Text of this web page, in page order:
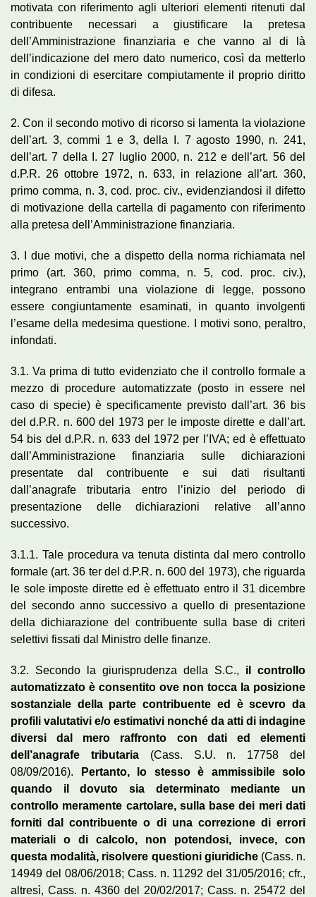
motivata con riferimento agli ulteriori elementi ritenuti dal
contribuente necessari a giustificare la pretesa
dell’Amministrazione finanziaria e che vanno al di là
dell’indicazione del mero dato numerico, così da metterlo
in condizioni di esercitare compiutamente il proprio diritto
di difesa.
2. Con il secondo motivo di ricorso si lamenta la violazione
dell’art. 3, commi 1 e 3, della I. 7 agosto 1990, n. 241,
dell’art. 7 della I. 27 luglio 2000, n. 212 e dell’art. 56 del
d.P.R. 26 ottobre 1972, n. 633, in relazione all’art. 360,
primo comma, n. 3, cod. proc. civ., evidenziandosi il difetto
di motivazione della cartella di pagamento con riferimento
alla pretesa dell’Amministrazione finanziaria.
3. I due motivi, che a dispetto della norma richiamata nel
primo (art. 360, primo comma, n. 5, cod. proc. civ.),
integrano entrambi una violazione di legge, possono
essere congiuntamente esaminati, in quanto involgenti
l’esame della medesima questione. I motivi sono, peraltro,
infondati.
3.1. Va prima di tutto evidenziato che il controllo formale a
mezzo di procedure automatizzate (posto in essere nel
caso di specie) è specificamente previsto dall’art. 36 bis
del d.P.R. n. 600 del 1973 per le imposte dirette e dall’art.
54 bis del d.P.R. n. 633 del 1972 per l’IVA; ed è effettuato
dall’Amministrazione finanziaria sulle dichiarazioni
presentate dal contribuente e sui dati risultanti
dall’anagrafe tributaria entro l’inizio del periodo di
presentazione delle dichiarazioni relative all’anno
successivo.
3.1.1. Tale procedura va tenuta distinta dal mero controllo
formale (art. 36 ter del d.P.R. n. 600 del 1973), che riguarda
le sole imposte dirette ed è effettuato entro il 31 dicembre
del secondo anno successivo a quello di presentazione
della dichiarazione del contribuente sulla base di criteri
selettivi fissati dal Ministro delle finanze.
3.2. Secondo la giurisprudenza della S.C., il controllo
automatizzato è consentito ove non tocca la posizione
sostanziale della parte contribuente ed è scevro da
profili valutativi e/o estimativi nonché da atti di indagine
diversi dal mero raffronto con dati ed elementi
dell’anagrafe tributaria(Cass. S.U. n. 17758 del
08/09/2016).
Pertanto, lo stesso è ammissibile solo
quando il dovuto sia determinato mediante un
controllo meramente cartolare, sulla base dei meri dati
forniti dal contribuente o di una correzione di errori
materiali o di calcolo, non potendosi, invece, con
questa modalità, risolvere questioni giuridiche(Cass. n.
14949 del 08/06/2018; Cass. n. 11292 del 31/05/2016; cfr.,
altresì, Cass. n. 4360 del 20/02/2017; Cass. n. 25472 del